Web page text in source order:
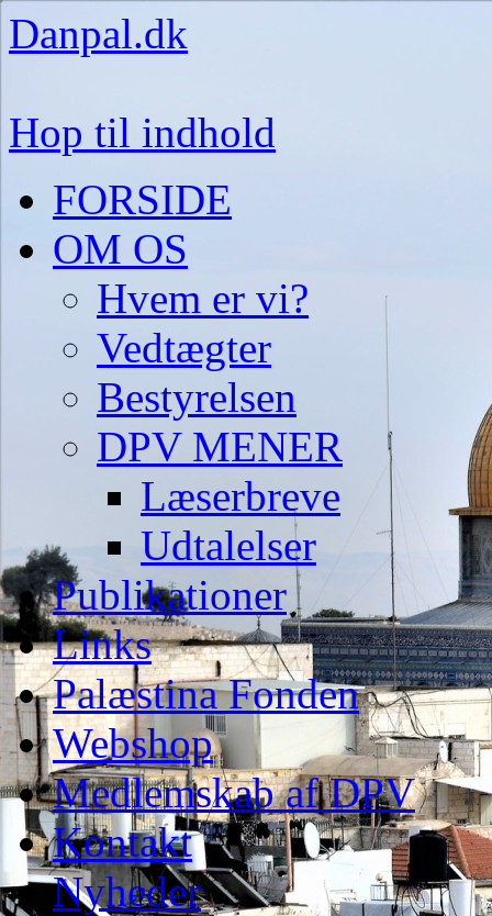
Danpal.dk
Hop til indhold
FORSIDE
OM OS
Hvem er vi?
Vedtægter
Bestyrelsen
DPV MENER
Læserbreve
Udtalelser
Publikationer
Links
Palæstina Fonden
Webshop
Medlemskab af DPV
Kontakt
Nyheder